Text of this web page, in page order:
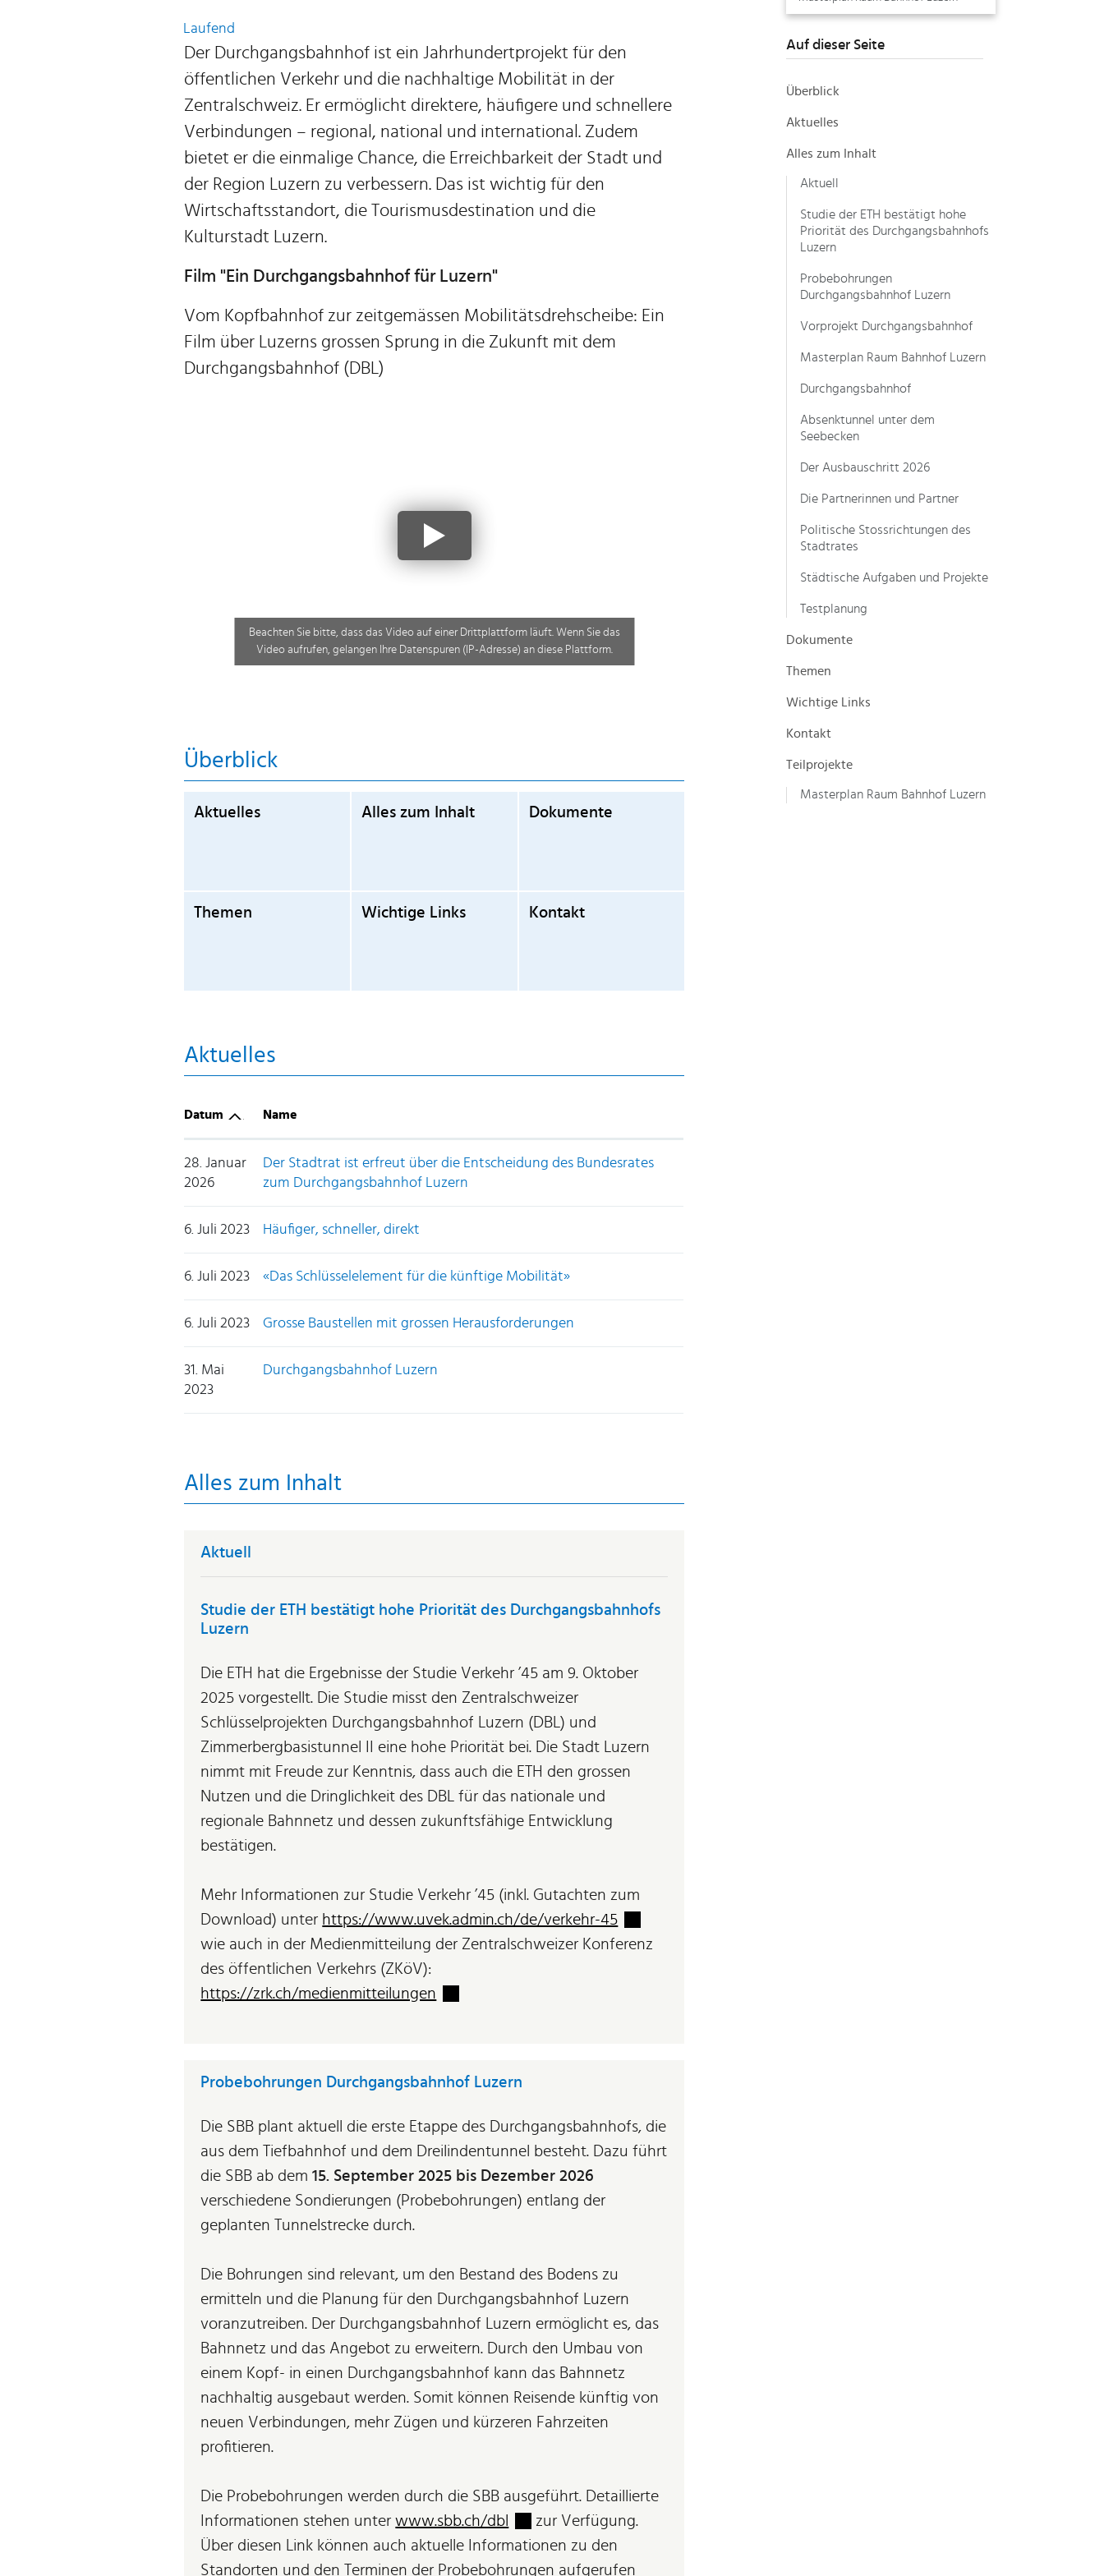
Laufend
Der Durchgangsbahnhof ist ein Jahrhundertprojekt für den
öffentlichen Verkehr und die nachhaltige Mobilität in der
Zentralschweiz. Er ermöglicht direktere, häufigere und schnellere
Verbindungen – regional, national und international. Zudem
bietet er die einmalige Chance, die Erreichbarkeit der Stadt und
der Region Luzern zu verbessern. Das ist wichtig für den
Wirtschaftsstandort, die Tourismusdestination und die
Kulturstadt Luzern.
Film "Ein Durchgangsbahnhof für Luzern"
Vom Kopfbahnhof zur zeitgemässen Mobilitätsdrehscheibe: Ein
Film über Luzerns grossen Sprung in die Zukunft mit dem
Durchgangsbahnhof (DBL)
Beachten Sie bitte, dass das Video auf einer Drittplattform läuft. Wenn Sie das
Video aufrufen, gelangen Ihre Datenspuren (IP-Adresse) an diese Plattform.
Überblick
Aktuelles Alles zum Inhalt Dokumente
Themen Wichtige Links Kontakt
Aktuelles
Datum Name
28. Januar
2026
Der Stadtrat ist erfreut über die Entscheidung des Bundesrates
zum Durchgangsbahnhof Luzern
6. Juli 2023 Häufiger, schneller, direkt
6. Juli 2023 «Das Schlüsselelement für die künftige Mobilität»
6. Juli 2023 Grosse Baustellen mit grossen Herausforderungen
31. Mai
2023
Durchgangsbahnhof Luzern
Alles zum Inhalt
Aktuell
Studie der ETH bestätigt hohe Priorität des Durchgangsbahnhofs
Luzern
Die ETH hat die Ergebnisse der Studie Verkehr ’45 am 9. Oktober
2025 vorgestellt. Die Studie misst den Zentralschweizer
Schlüsselprojekten Durchgangsbahnhof Luzern (DBL) und
Zimmerbergbasistunnel II eine hohe Priorität bei. Die Stadt Luzern
nimmt mit Freude zur Kenntnis, dass auch die ETH den grossen
Nutzen und die Dringlichkeit des DBL für das nationale und
regionale Bahnnetz und dessen zukunftsfähige Entwicklung
bestätigen.
Mehr Informationen zur Studie Verkehr ’45 (inkl. Gutachten zum
Download) unter https://www.uvek.admin.ch/de/verkehr-45Externer Link wird in einem neuen Fenster geöffnet.
wie auch in der Medienmitteilung der Zentralschweizer Konferenz
des öffentlichen Verkehrs (ZKöV):
https://zrk.ch/medienmitteilungen
Probebohrungen Durchgangsbahnhof Luzern
Die SBB plant aktuell die erste Etappe des Durchgangsbahnhofs, die
aus dem Tiefbahnhof und dem Dreilindentunnel besteht. Dazu führt
die SBB ab dem15. September 2025 bis Dezember 2026
verschiedene Sondierungen (Probebohrungen) entlang der
geplanten Tunnelstrecke durch.
Die Bohrungen sind relevant, um den Bestand des Bodens zu
ermitteln und die Planung für den Durchgangsbahnhof Luzern
voranzutreiben. Der Durchgangsbahnhof Luzern ermöglicht es, das
Bahnnetz und das Angebot zu erweitern. Durch den Umbau von
einem Kopf- in einen Durchgangsbahnhof kann das Bahnnetz
nachhaltig ausgebaut werden. Somit können Reisende künftig von
neuen Verbindungen, mehr Zügen und kürzeren Fahrzeiten
profitieren.
Die Probebohrungen werden durch die SBB ausgeführt. Detaillierte
Informationen stehen unterwww.sbb.ch/dbl Externer Link wird in einem neuen Fenster geöffnet.
zur Verfügung.
Über diesen Link können auch aktuelle Informationen zu den
Standorten und den Terminen der Probebohrungen aufgerufen
Auf dieser Seite
Überblick
Aktuelles
Alles zum Inhalt
Aktuell
Studie der ETH bestätigt hohe
Priorität des Durchgangsbahnhofs
Luzern
Probebohrungen
Durchgangsbahnhof Luzern
Vorprojekt Durchgangsbahnhof
Masterplan Raum Bahnhof Luzern
Durchgangsbahnhof
Absenktunnel unter dem
Seebecken
Der Ausbauschritt 2026
Die Partnerinnen und Partner
Politische Stossrichtungen des
Stadtrates
Städtische Aufgaben und Projekte
Testplanung
Dokumente
Themen
Wichtige Links
Kontakt
Teilprojekte
Masterplan Raum Bahnhof Luzern